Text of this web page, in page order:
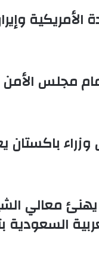
الأمريكية
مجلس الأمن
رئيس وزراء
يهنئ معالي
السعودية